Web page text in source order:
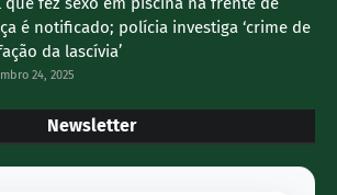
é notificado; polícia investiga ‘crime de
da lascívia’
24, 2025
Newsletter